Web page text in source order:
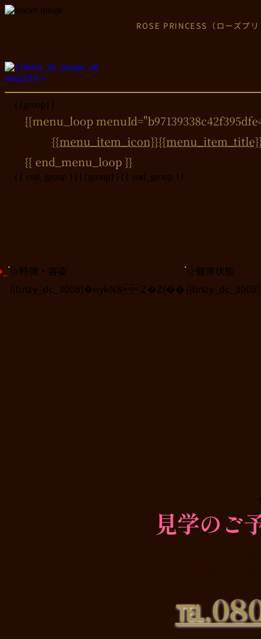
ROSE PRINCESS（ローズプ
{{group}}
{{menu_loop
{{menu_item_icon}}
{{ end_menu_loop }}
{{ end_group }} {{group}} {{ end_group }}
☆特徴・容姿
{{brizy_dc_3008]�nykN8Z�Z{��
☆健康状態
見学のご